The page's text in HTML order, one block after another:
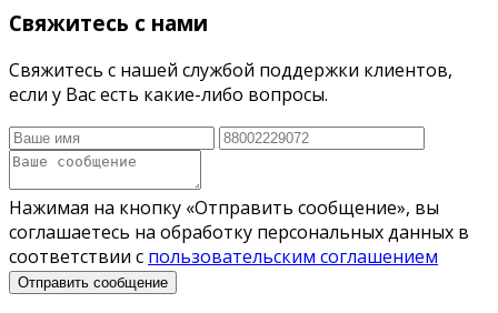
Свяжитесь с нами
Свяжитесь с нашей службой поддержки клиентов,
если у Вас есть какие-либо вопросы.
Нажимая на кнопку «Отправить сообщение», вы
соглашаетесь на обработку персональных данных в
соответствии с пользовательским соглашением
Отправить сообщение